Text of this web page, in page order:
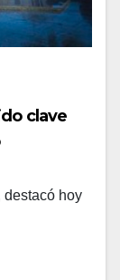
clave
destacó hoy